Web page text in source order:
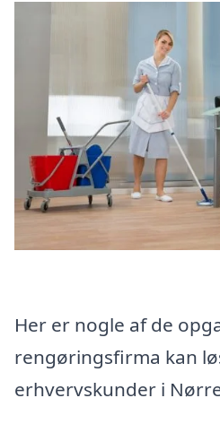
Her er nogle af de
rengøringsfirma kan
erhvervskunder i